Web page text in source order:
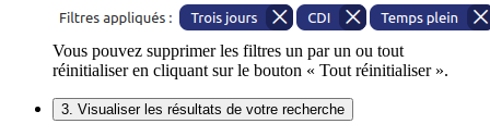
Vous pouvez supprimer les filtres un par un ou tout
réinitialiser en cliquant sur le bouton « Tout réinitialiser ».
3. Visualiser les résultats de votre recherche